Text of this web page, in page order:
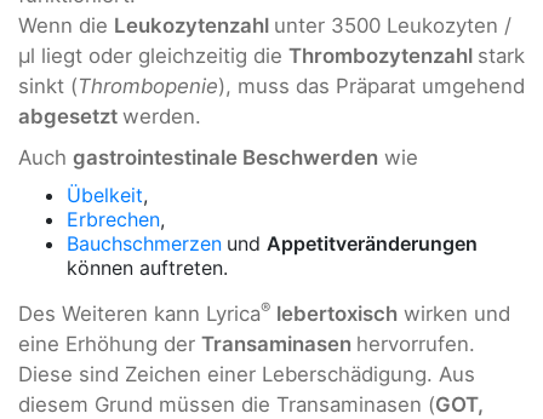
Wenn die Leukozytenzahl unter 3500 Leukozyten /
µl liegt oder gleichzeitig die Thrombozytenzahl stark
sinkt (Thrombopenie), muss das Präparat umgehend
abgesetzt werden.
Auch gastrointestinale Beschwerden wie
Übelkeit,
Erbrechen,
Bauchschmerzen und Appetitveränderungen
können auftreten.
Des Weiteren kann Lyrica® lebertoxisch wirken und
eine Erhöhung der Transaminasen hervorrufen.
Diese sind Zeichen einer Leberschädigung. Aus
diesem Grund müssen die Transaminasen (GOT,